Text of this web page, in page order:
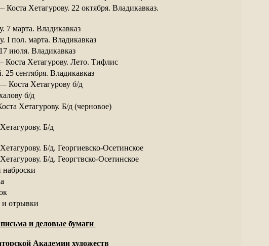
Хетагурову. 22 октября. Владикавказ.
7 марта. Владикавказ
I пол. марта. Владикавказ
июля. Владикавказ
Хетагурову. Лето. Тифлис
сентября. Владикавказ
Коста Хетагурову б/д
б/д
Хетагурову. Б/д (черновое)
Б/д
Б/д. Георгиевско-Осетинское
Б/д. Георгтвско-Осетинское
наброски
и отрывки
и деловые бумаги
Академии художеств